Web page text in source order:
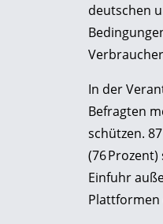
deutschen
In der
Befragten
schützen.
(76
Einfuhr
Plattformen